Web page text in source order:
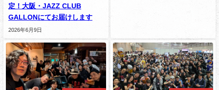
定！大阪・JAZZ CLUB
GALLONにてお届けします
2026年6月9日